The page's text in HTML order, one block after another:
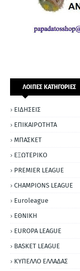
ΛΟΙΠΕΣ ΚΑΤΗΓΟΡΙΕΣ
ΕΙΔΗΣΕΙΣ
ΕΠΙΚΑΙΡΟΤΗΤΑ
ΜΠΑΣΚΕΤ
ΕΞΩΤΕΡΙΚΟ
PREMIER LEAGUE
CHAMPIONS LEAGUE
Euroleague
ΕΘΝΙΚΗ
EUROPA LEAGUE
BASKET LEAGUE
ΚΥΠΕΛΛΟ ΕΛΛΑΔΑΣ